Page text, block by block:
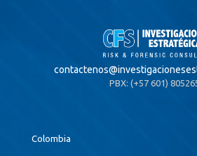
contactenos@
PBX: (+57 601)
Colombia